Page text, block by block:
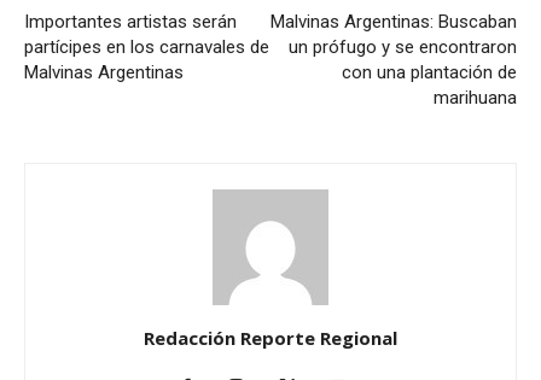
Importantes artistas serán
partícipes en los carnavales de
Malvinas Argentinas
Malvinas Argentinas: Buscaban
un prófugo y se encontraron
con una plantación de
marihuana
Redacción Reporte Regional